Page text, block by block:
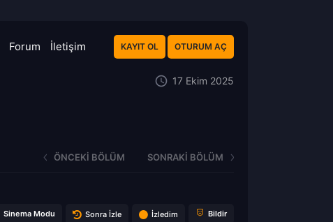
Forum İletişim KAYIT OL OTURUM AÇ
17 Ekim 2025
ÖNCEKI BÖLÜM SONRAKI BÖLÜM
Sinema Modu Sonra İzle İzledim Bildir